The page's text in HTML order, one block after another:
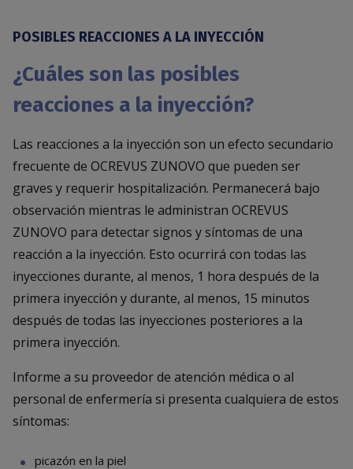
POSIBLES REACCIONES A LA INYECCIÓN
¿Cuáles son las posibles
reacciones a la inyección?
Las reacciones a la inyección son un efecto secundario
frecuente de OCREVUS ZUNOVO que pueden ser
graves y requerir hospitalización. Permanecerá bajo
observación mientras le administran OCREVUS
ZUNOVO para detectar signos y síntomas de una
reacción a la inyección. Esto ocurrirá con todas las
inyecciones durante, al menos, 1 hora después de la
primera inyección y durante, al menos, 15 minutos
después de todas las inyecciones posteriores a la
primera inyección.
Informe a su proveedor de atención médica o al
personal de enfermería si presenta cualquiera de estos
síntomas:
picazón en la piel